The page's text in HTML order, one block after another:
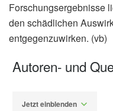
Forschungsergebnisse
den schädlichen
entgegenzuwirken. (vb)
Autoren- und
Jetzt einblenden